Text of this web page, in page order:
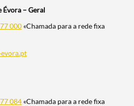
– Geral
000 «Chamada para a rede fixa
084 «Chamada para a rede fixa